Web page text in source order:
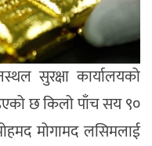
सुरक्षा कार्यालयको
छ किलो पाँच सय ९०
मोगामद लसिमलाई